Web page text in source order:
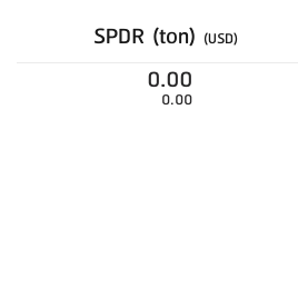
SPDR (ton) (USD)
0.00
0.00